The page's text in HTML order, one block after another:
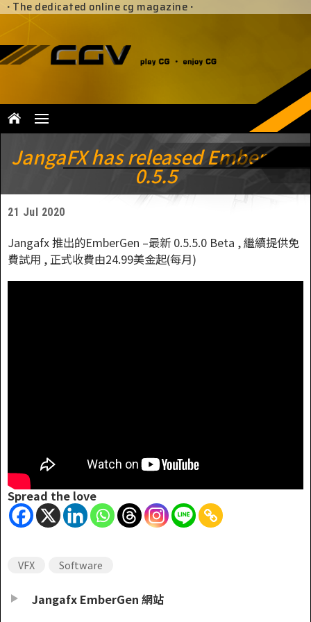
· The dedicated online cg magazine ·
JangaFX has released EmberGen
0.5.5
21 Jul 2020
Jangafx 推出的EmberGen –最新 0.5.5.0 Beta , 繼續提供免
費試用 , 正式收費由24.99美金起(每月)
Spread the love
VFX Software
Jangafx EmberGen 網站